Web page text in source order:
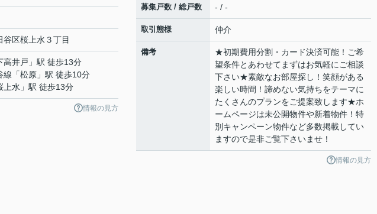
谷区桜上水 ３丁目
高井戸 」駅 徒歩13分
線 「松原 」駅 徒歩10分
上水 」駅 徒歩13分
情報の見方
募集戸数 / 総戸数 - / -
取引態様 仲介
備考
★初期費用分割・カード決済可能！ご希
望条件とあわせてまずはお気軽にご相談
下さい★素敵なお部屋探し！笑顔がある
楽しい時間！諦めない気持ちをテーマに
たくさんのプランをご提案致します★ホ
ームページは未公開物件や新着物件！特
別キャンペーン物件など多数掲載してい
ますので是非ご覧下さいませ！
情報の見方